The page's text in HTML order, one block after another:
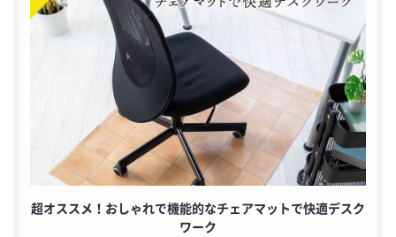
超オススメ！おしゃれで機能的なチェアマットで快適デスク
ワーク